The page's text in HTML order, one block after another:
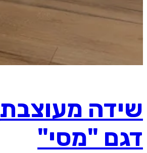
שידה מעוצבת
דגם "מסי"